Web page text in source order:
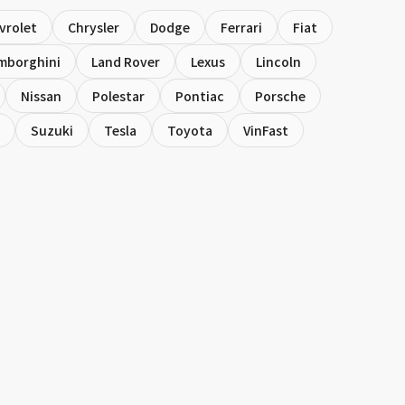
Chrysler Dodge Ferrari
Fiat
Land Rover Lexus
Lincoln
Nissan
Polestar Pontiac
Porsche
Suzuki
Tesla Toyota VinFast